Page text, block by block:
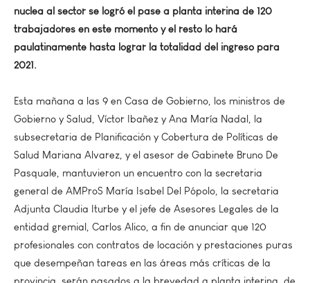
nuclea al sector se logró el pase a planta interina de 120
trabajadores en este momento y el resto lo hará
paulatinamente hasta lograr la totalidad del ingreso para
2021.
Esta mañana a las 9 en Casa de Gobierno, los ministros de
Gobierno y Salud, Víctor Ibañez y Ana María Nadal, la
subsecretaria de Planificación y Cobertura de Políticas de
Salud Mariana Alvarez, y el asesor de Gabinete Bruno De
Pasquale, mantuvieron un encuentro con la secretaria
general de AMProS María Isabel Del Pópolo, la secretaria
Adjunta Claudia Iturbe y el jefe de Asesores Legales de la
entidad gremial, Carlos Alico, a fin de anunciar que 120
profesionales con contratos de locación y prestaciones puras
que desempeñan tareas en las áreas más críticas de la